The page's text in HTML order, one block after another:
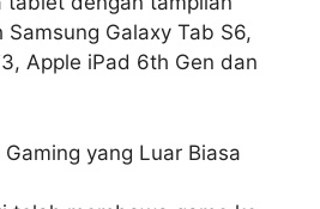
Galaxy Tab S6,
Apple iPad 6th Gen dan
yang Luar Biasa